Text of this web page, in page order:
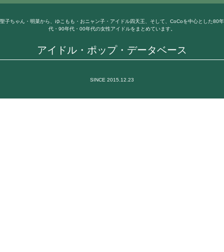
アイドル・ポップ・データベース
聖子ちゃん・明菜から、ゆこもも・おニャン子・アイドル四天王、そして、CoCoを中心とした80年
代・90年代・00年代の女性アイドルをまとめています。
SINCE 2015.12.23